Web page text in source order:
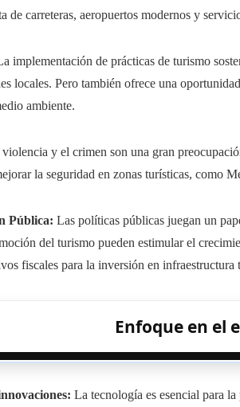
de carreteras, aeropuertos modernos y
implementación de prácticas de turismo
locales. Pero también ofrece una
ambiente.
y el crimen son una gran
la seguridad en zonas turísticas, como
Pública: Las políticas públicas juegan un
del turismo pueden estimular el
fiscales para la inversión en infraestructura
Enfoque en el
La tecnología es esencial para